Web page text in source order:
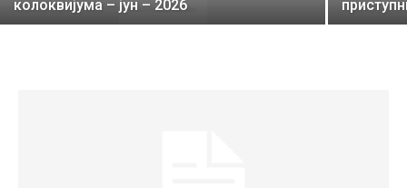
колоквијума – јун – 2026